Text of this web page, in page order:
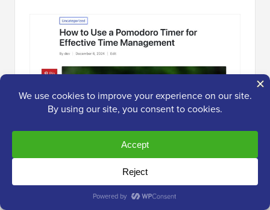
Yöntem 2: Sosyal Paylaşım Düğmeleri
Eklemek İçin Social Snap Kullanımı
(Ücretsiz)